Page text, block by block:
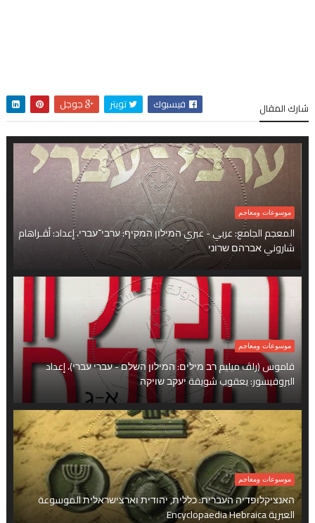
شارك المقال فيسبوك تويتر جوجل
موسوعات ومعاجم
المعجم الجامع: عربي - عبري המילון המקיף: ערבי־עברי، إعداد: أﭭـراهام
شاروني אברהם שרוני
موسوعات ومعاجم
قاموس (راﭫ ميليم רב מילים: המילון השלם - עברי עברי)، إعداد
البروفيسور: يعقوب شويقة יעקב שויקה
موسوعات ومعاجم
האנציקלופדיה העברית: כללית, יהודית וארצישראלית الموسوعة
العبرية Encyclopaedia Hebraica